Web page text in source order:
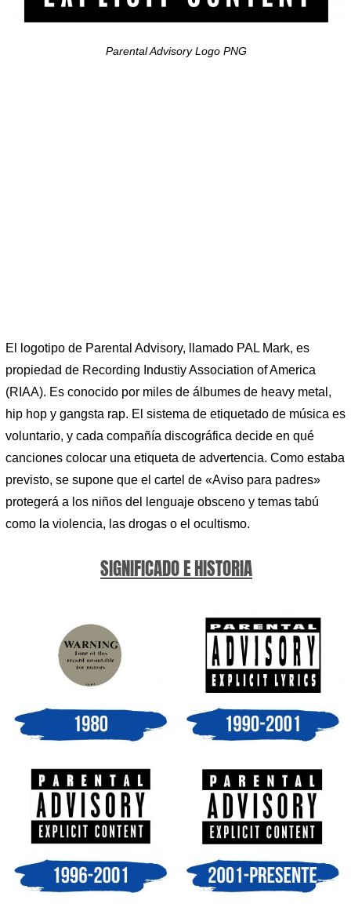
Parental Advisory Logo PNG
El logotipo de Parental Advisory, llamado PAL Mark, es
propiedad de Recording Industiy Association of America
(RIAA). Es conocido por miles de álbumes de heavy metal,
hip hop y gangsta rap. El sistema de etiquetado de música es
voluntario, y cada compañía discográfica decide en qué
canciones colocar una etiqueta de advertencia. Como estaba
previsto, se supone que el cartel de «Aviso para padres»
protegerá a los niños del lenguaje obsceno y temas tabú
como la violencia, las drogas o el ocultismo.
SIGNIFICADO E HISTORIA